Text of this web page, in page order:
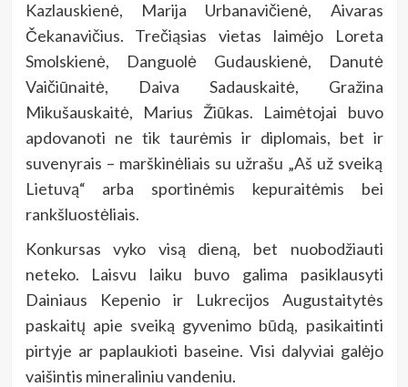
Kazlauskienė, Marija Urbanavičienė, Aivaras
Čekanavičius. Trečiąsias vietas laimėjo Loreta
Smolskienė, Danguolė Gudauskienė, Danutė
Vaičiūnaitė, Daiva Sadauskaitė, Gražina
Mikušauskaitė, Marius Žiūkas. Laimėtojai buvo
apdovanoti ne tik taurėmis ir diplomais, bet ir
suvenyrais – marškinėliais su užrašu „Aš už sveiką
Lietuvą“ arba sportinėmis kepuraitėmis bei
rankšluostėliais.
Konkursas vyko visą dieną, bet nuobodžiauti
neteko. Laisvu laiku buvo galima pasiklausyti
Dainiaus Kepenio ir Lukrecijos Augustaitytės
paskaitų apie sveiką gyvenimo būdą, pasikaitinti
pirtyje ar paplaukioti baseine. Visi dalyviai galėjo
vaišintis mineraliniu vandeniu.